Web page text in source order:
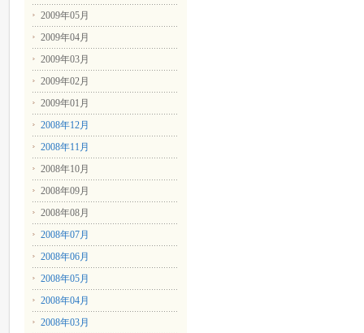
2009年05月
2009年04月
2009年03月
2009年02月
2009年01月
2008年12月
2008年11月
2008年10月
2008年09月
2008年08月
2008年07月
2008年06月
2008年05月
2008年04月
2008年03月